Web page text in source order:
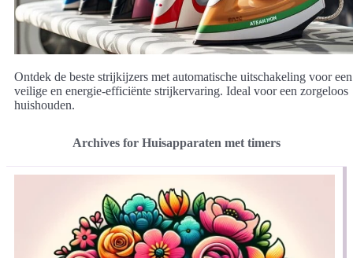
Ontdek de beste strijkijzers met automatische uitschakeling voor een
veilige en energie-efficiënte strijkervaring. Ideal voor een zorgeloos
huishouden.
Archives for Huisapparaten met timers